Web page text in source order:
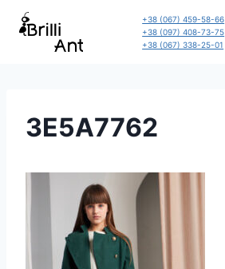
Перейти
+38 (067) 459-58-66
+38 (097) 408-73-75
+38 (067) 338-25-01
3E5A7762